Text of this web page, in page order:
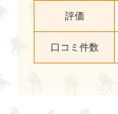
評価
口コミ件数